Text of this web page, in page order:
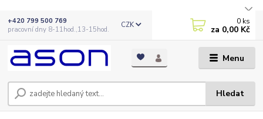
Menu
CZK
Hledat
+420 799 500 769
pracovní dny 8-11hod.,13-15hod.
0 ks
za 0,00 Kč